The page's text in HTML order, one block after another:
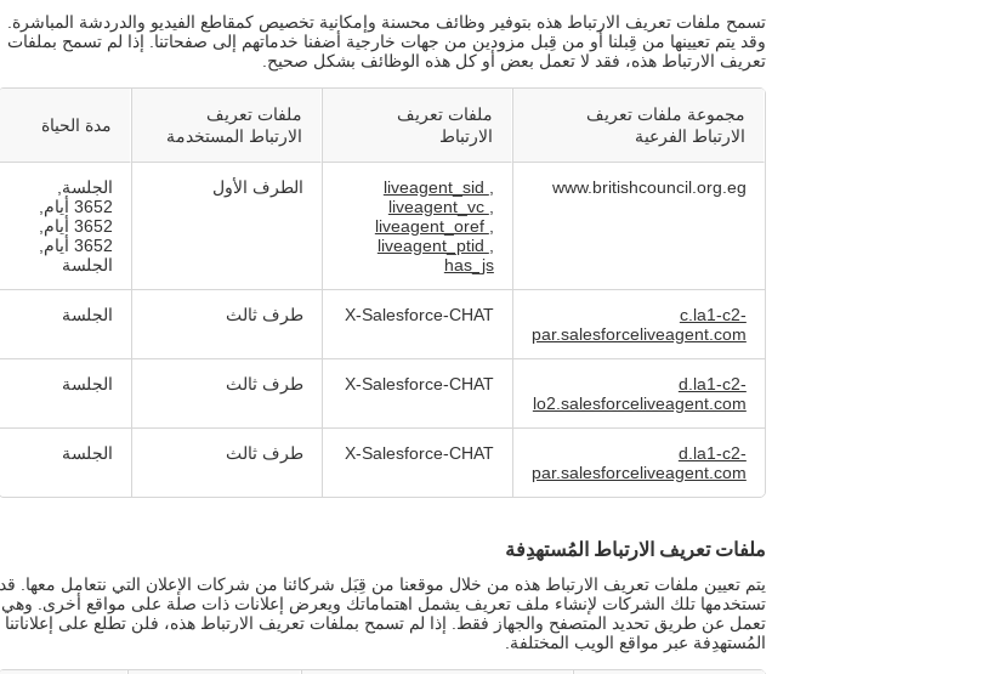
تسمح ملفات تعريف الارتباط هذه بتوفير وظائف محسنة وإمكانية تخصيص كمقاطع الفيديو والدردشة المباشرة.
وقد يتم تعيينها من قِبلنا أو من قِبل مزودين من جهات خارجية أضفنا خدماتهم إلى صفحاتنا. إذا لم تسمح بملفات
تعريف الارتباط هذه، فقد لا تعمل بعض أو كل هذه الوظائف بشكل صحيح.
مجموعة ملفات تعريف
الارتباط الفرعية
ملفات تعريف
الارتباط
ملفات تعريف
الارتباط المستخدمة
مدة الحياة
www.britishcouncil.org.eg
liveagent_sid ,
liveagent_vc ,
liveagent_oref ,
liveagent_ptid ,
has_js
الطرف الأول
الجلسة,
3652 أيام,
3652 أيام,
3652 أيام,
الجلسة
c.la1-c2-
par.salesforceliveagent.com
X-Salesforce-CHAT طرف ثالث الجلسة
d.la1-c2-
lo2.salesforceliveagent.com
X-Salesforce-CHAT طرف ثالث الجلسة
d.la1-c2-
par.salesforceliveagent.com
X-Salesforce-CHAT طرف ثالث الجلسة
ملفات تعريف الارتباط المُستهدِفة
يتم تعيين ملفات تعريف الارتباط هذه من خلال موقعنا من قِبَل شركائنا من شركات الإعلان التي نتعامل معها. قد
تستخدمها تلك الشركات لإنشاء ملف تعريف يشمل اهتماماتك ويعرض إعلانات ذات صلة على مواقع أخرى. وهي
تعمل عن طريق تحديد المتصفح والجهاز فقط. إذا لم تسمح بملفات تعريف الارتباط هذه، فلن تطلع على إعلاناتنا
المُستهدِفة عبر مواقع الويب المختلفة.